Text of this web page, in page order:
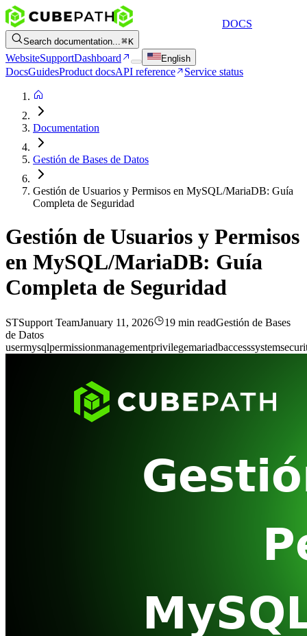
DOCS
Search documentation... K
WebsiteSupportDashboard English
DocsGuidesProduct docsAPI reference Service status
Documentation
Gestión de Bases de Datos
Gestión de Usuarios y Permisos en MySQL/MariaDB: Guía
Completa de Seguridad
Gestión de Usuarios y Permisos
en MySQL/MariaDB: Guía
Completa de Seguridad
STSupport TeamJanuary 11, 2026 19 min readGestión de Bases
de Datos
usermysqlpermissionmanagementprivilegemariadbaccesssystem